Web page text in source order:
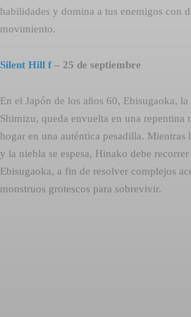
habilidades y domina a tus enemigos con
movimiento.
Silent Hill f – 25 de septiembre
En el Japón de los años 60, Ebisugaoka,
Shimizu, queda envuelta en una repentina
hogar en una auténtica pesadilla. Mientras
y la niebla se espesa, Hinako debe
Ebisugaoka, a fin de resolver complejos
monstruos grotescos para sobrevivir.